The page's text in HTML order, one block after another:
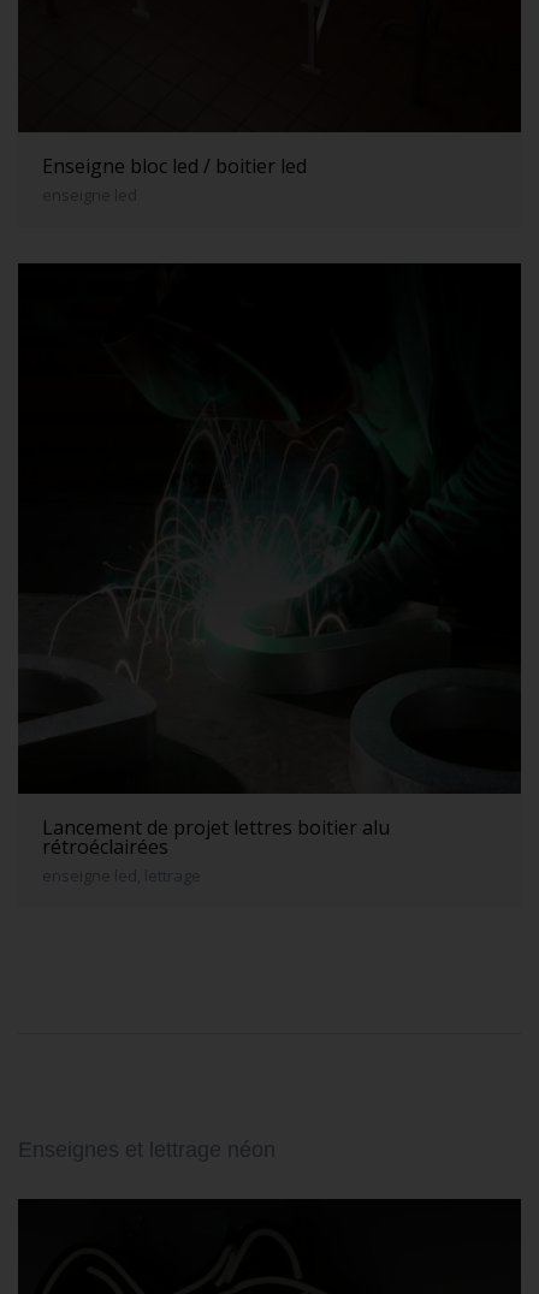
Enseigne bloc led / boitier led
enseigne led
Lancement de projet lettres boitier alu
rétroéclairées
enseigne led, lettrage
Enseignes et lettrage néon